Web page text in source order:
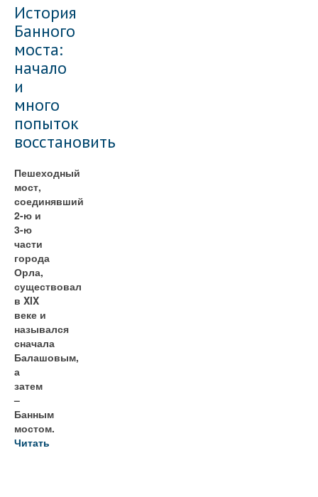
История
Банного
моста:
начало
и
много
попыток
восстановить
Пешеходный
мост,
соединявший
2-ю и
3-ю
части
города
Орла,
существовал
в XIX
веке и
назывался
сначала
Балашовым,
а
затем
–
Банным
мостом.
Читать